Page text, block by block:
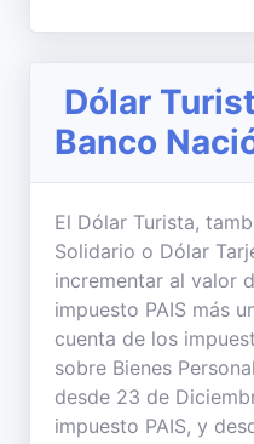
Dólar
Banco
El Dólar Turista,
Solidario o Dólar
incrementar al valor
impuesto PAIS más
cuenta de los
sobre Bienes
desde 23 de
impuesto PAIS, y